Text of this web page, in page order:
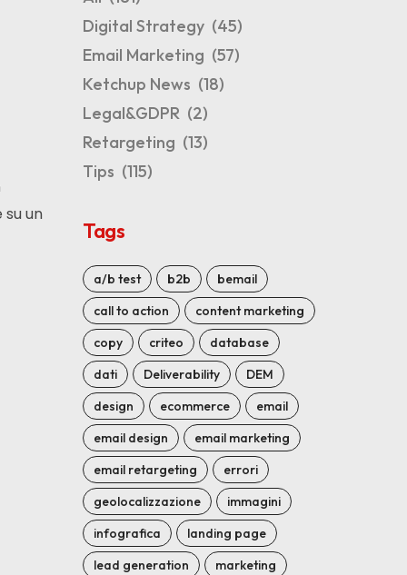
un
Digital Strategy (45)
Email Marketing (57)
Ketchup News (18)
Legal&GDPR (2)
Retargeting (13)
Tips (115)
Tags
a/b test b2b
bemail
call to action
content marketing
copy
criteo
database
dati
Deliverability
DEM
design
ecommerce
email
email design
email marketing
email retargeting
errori
geolocalizzazione
immagini
infografica
landing page
lead generation
marketing